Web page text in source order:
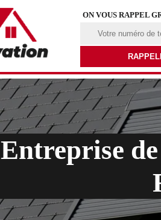
ON VOUS RAPPEL
Entreprise